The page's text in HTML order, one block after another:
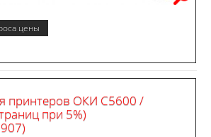
цены
принтеров ОКИ С5600 /
при 5%)